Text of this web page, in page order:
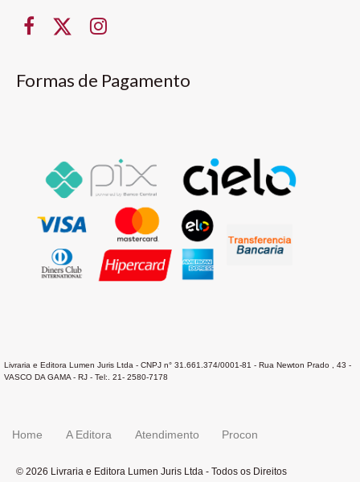
Formas de Pagamento
Livraria e Editora Lumen Juris Ltda - CNPJ n° 31.661.374/0001-81 - Rua Newton Prado , 43 -
VASCO DA GAMA - RJ - Tel:. 21- 2580-7178
Home A Editora Atendimento Procon
© 2026 Livraria e Editora Lumen Juris Ltda - Todos os Direitos